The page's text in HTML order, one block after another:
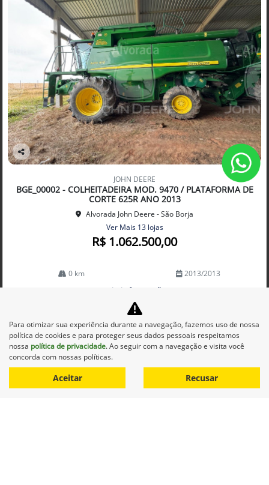
Co
arti
lhe
JOHN DEERE
BGE_00002 - COLHEITADEIRA MOD. 9470 / PLATAFORMA DE
CORTE 625R ANO 2013
Alvorada John Deere - São Borja
Ver Mais 13 lojas
R$ 1.062.500,00
0 km 2013/2013
Mais informações
Para otimizar sua experiência durante a navegação, fazemos uso de nossa
política de cookies e para proteger seus dados pessoais respeitamos
nossa política de privacidade. Ao seguir com a navegação e visita você
concorda com nossas políticas.
Aceitar Recusar